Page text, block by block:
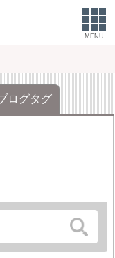
MENU
ログタグ